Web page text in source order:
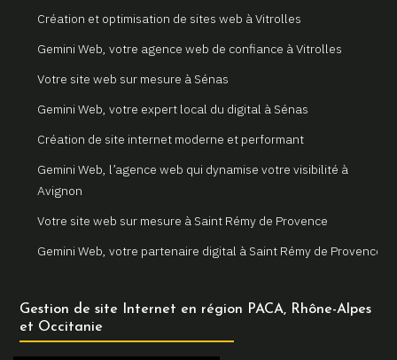
Création et optimisation de sites web à Vitrolles
Gemini Web, votre agence web de confiance à Vitrolles
Votre site web sur mesure à Sénas
Gemini Web, votre expert local du digital à Sénas
Création de site internet moderne et performant
Gemini Web, l’agence web qui dynamise votre visibilité à
Avignon
Votre site web sur mesure à Saint Rémy de Provence
Gemini Web, votre partenaire digital à Saint Rémy de Provence
Votre agence web locale Gemini Web à Arles
Création et refonte de sites internet à Martigues
Gestion de site Internet en région PACA, Rhône-Alpes
et Occitanie